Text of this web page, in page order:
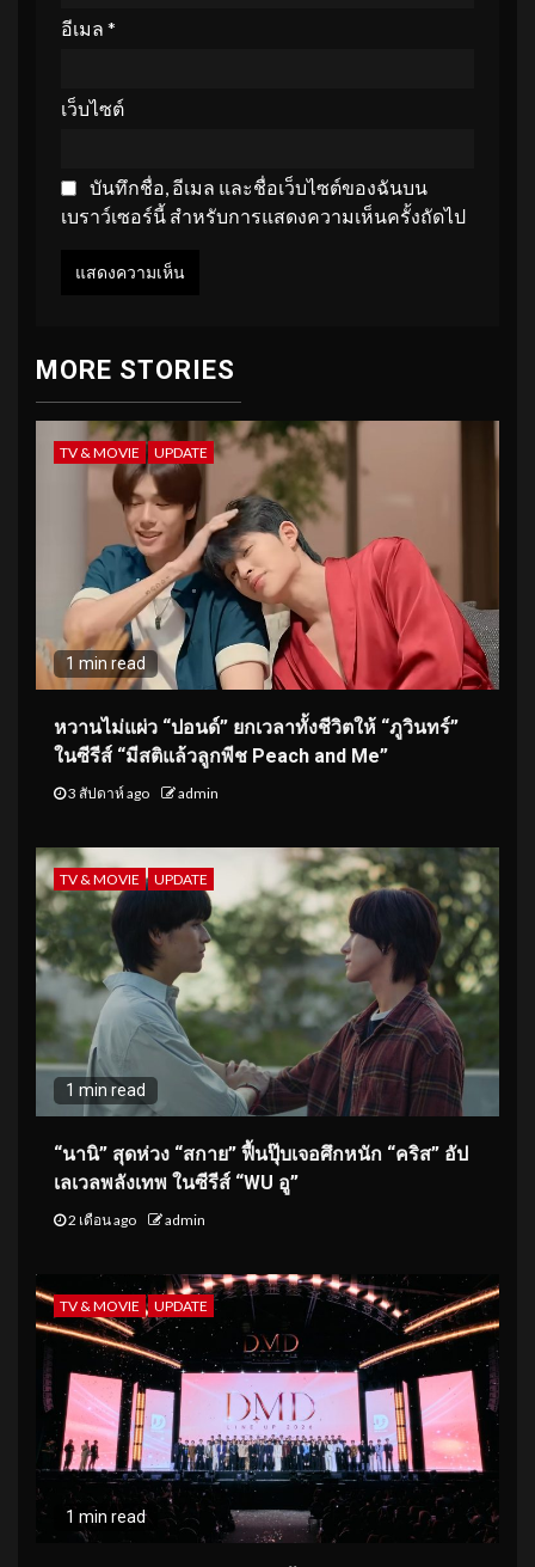
อีเมล *
เว็บไซต์
บันทึกชื่อ, อีเมล และชื่อเว็บไซต์ของฉันบน
เบราว์เซอร์นี้ สำหรับการแสดงความเห็นครั้งถัดไป
MORE STORIES
TV & MOVIE UPDATE
1 min read
หวานไม่แผ่ว “ปอนด์” ยกเวลาทั้งชีวิตให้ “ภูวินทร์”
ในซีรีส์ “มีสติแล้วลูกพีช Peach and Me”
3 สัปดาห์ ago admin
TV & MOVIE UPDATE
1 min read
“นานิ” สุดห่วง “สกาย” ฟื้นปุ๊บเจอศึกหนัก “คริส” อัป
เลเวลพลังเทพ ในซีรีส์ “WU อู”
2 เดือน ago admin
TV & MOVIE UPDATE
1 min read